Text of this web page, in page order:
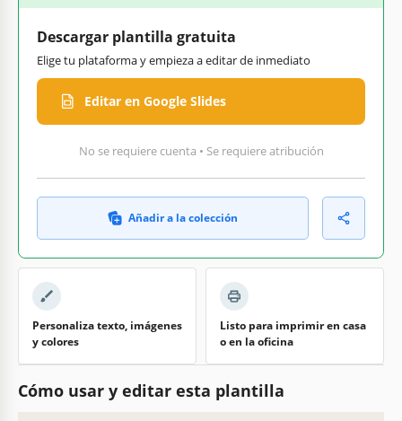
Descargar plantilla gratuita
Elige tu plataforma y empieza a editar de inmediato
Editar en Google Slides
No se requiere cuenta • Se requiere atribución
Añadir a la colección
Personaliza texto, imágenes
y colores
Listo para imprimir en casa
o en la oficina
Cómo usar y editar esta plantilla